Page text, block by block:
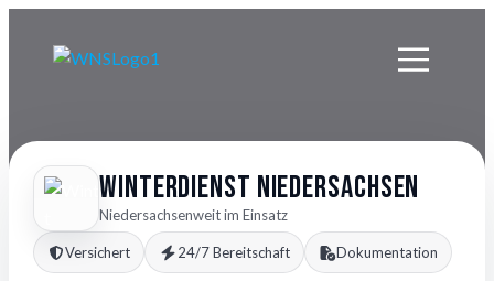
Winterdienst Niedersachsen
Niedersachsenweit im Einsatz
Versichert 24/7 Bereitschaft Dokumentation